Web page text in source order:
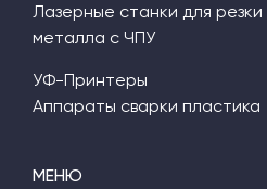
МЕНЮ
Лазерные станки для резки
металла с ЧПУ
УФ-Принтеры
Аппараты сварки пластика